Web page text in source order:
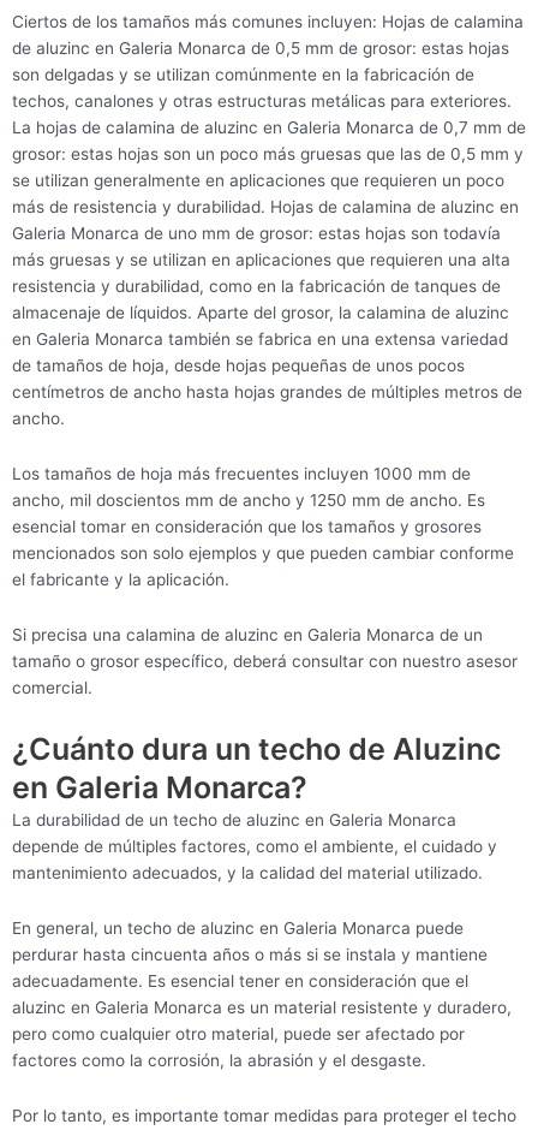
Ciertos de los tamaños más comunes incluyen: Hojas de calamina
de aluzinc en Galeria Monarca de 0,5 mm de grosor: estas hojas
son delgadas y se utilizan comúnmente en la fabricación de
techos, canalones y otras estructuras metálicas para exteriores.
La hojas de calamina de aluzinc en Galeria Monarca de 0,7 mm de
grosor: estas hojas son un poco más gruesas que las de 0,5 mm y
se utilizan generalmente en aplicaciones que requieren un poco
más de resistencia y durabilidad. Hojas de calamina de aluzinc en
Galeria Monarca de uno mm de grosor: estas hojas son todavía
más gruesas y se utilizan en aplicaciones que requieren una alta
resistencia y durabilidad, como en la fabricación de tanques de
almacenaje de líquidos. Aparte del grosor, la calamina de aluzinc
en Galeria Monarca también se fabrica en una extensa variedad
de tamaños de hoja, desde hojas pequeñas de unos pocos
centímetros de ancho hasta hojas grandes de múltiples metros de
ancho.
Los tamaños de hoja más frecuentes incluyen 1000 mm de
ancho, mil doscientos mm de ancho y 1250 mm de ancho. Es
esencial tomar en consideración que los tamaños y grosores
mencionados son solo ejemplos y que pueden cambiar conforme
el fabricante y la aplicación.
Si precisa una calamina de aluzinc en Galeria Monarca de un
tamaño o grosor específico, deberá consultar con nuestro asesor
comercial.
¿Cuánto dura un techo de Aluzinc
en Galeria Monarca?
La durabilidad de un techo de aluzinc en Galeria Monarca
depende de múltiples factores, como el ambiente, el cuidado y
mantenimiento adecuados, y la calidad del material utilizado.
En general, un techo de aluzinc en Galeria Monarca puede
perdurar hasta cincuenta años o más si se instala y mantiene
adecuadamente. Es esencial tener en consideración que el
aluzinc en Galeria Monarca es un material resistente y duradero,
pero como cualquier otro material, puede ser afectado por
factores como la corrosión, la abrasión y el desgaste.
Por lo tanto, es importante tomar medidas para proteger el techo